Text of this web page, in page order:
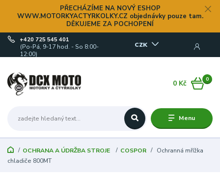
PŘECHÁZÍME NA NOVÝ ESHOP
WWW.MOTORKYACTYRKOLKY.CZ objednávky pouze tam.
DĚKUJEME ZA POCHOPENÍ
Menu
CZK
+420 725 545 401
(Po-Pá, 9-17 hod. - So 8:00-
12:00)
0
0 Kč
OCHRANA A ÚDRŽBA STROJE COSPOR
Ochranná mřížka
chladiče 800MT